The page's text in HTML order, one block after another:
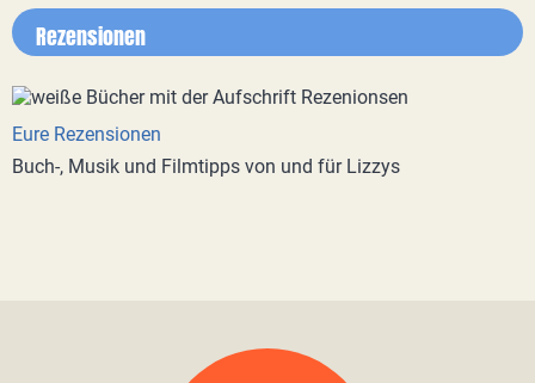
Rezensionen
Eure Rezensionen
Buch-, Musik und Filmtipps von und für Lizzys